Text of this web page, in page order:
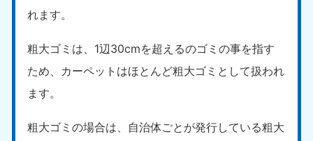
れます。
粗大ゴミは、1辺30cmを超えるのゴミの事を指す
ため、カーペットはほとんど粗大ゴミとして扱われ
ます。
粗大ゴミの場合は、自治体ごとが発行している粗大